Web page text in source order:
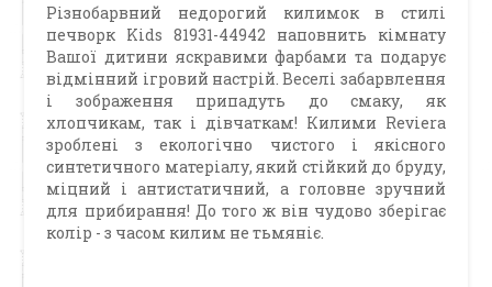
Різнобарвний недорогий килимок в стилі
печворк Kids 81931-44942 наповнить кімнату
Вашої дитини яскравими фарбами та подарує
відмінний ігровий настрій. Веселі забарвлення
і зображення припадуть до смаку, як
хлопчикам, так і дівчаткам! Килими Reviera
зроблені з екологічно чистого і якісного
синтетичного матеріалу, який стійкий до бруду,
міцний і антистатичний, а головне зручний
для прибирання! До того ж він чудово зберігає
колір - з часом килим не тьмяніє.